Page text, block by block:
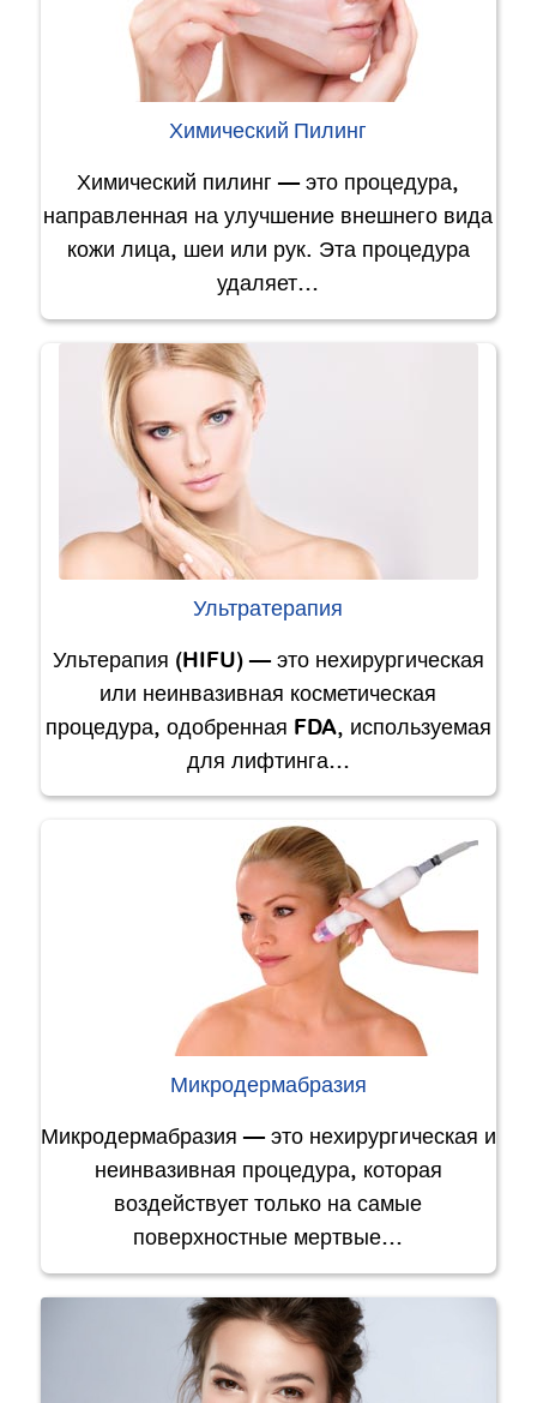
Химический Пилинг
Химический пилинг — это процедура,
направленная на улучшение внешнего вида
кожи лица, шеи или рук. Эта процедура
удаляет…
Ультратерапия
Ультерапия (HIFU) — это нехирургическая
или неинвазивная косметическая
процедура, одобренная FDA, используемая
для лифтинга…
Микродермабразия
Микродермабразия — это нехирургическая и
неинвазивная процедура, которая
воздействует только на самые
поверхностные мертвые…